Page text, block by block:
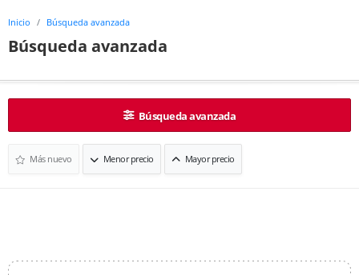
Inicio Búsqueda avanzada
Búsqueda avanzada
Búsqueda avanzada
Más nuevo Menor precio Mayor precio